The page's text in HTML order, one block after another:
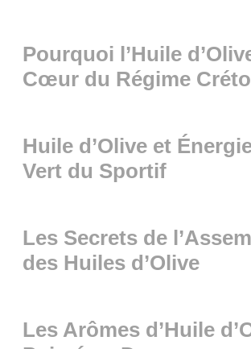
Pourquoi l’Huile
Cœur du Régime
Huile d’Olive et
Vert du Sportif
Les Secrets de
des Huiles d’Olive
Les Arômes d’Huile